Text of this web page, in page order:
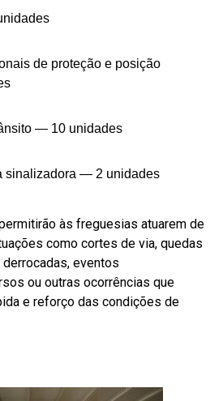
de proteção e posição
— 10 unidades
sinalizadora — 2 unidades
às freguesias atuarem de
como cortes de via, quedas
eventos
ou outras ocorrências que
e reforço das condições de